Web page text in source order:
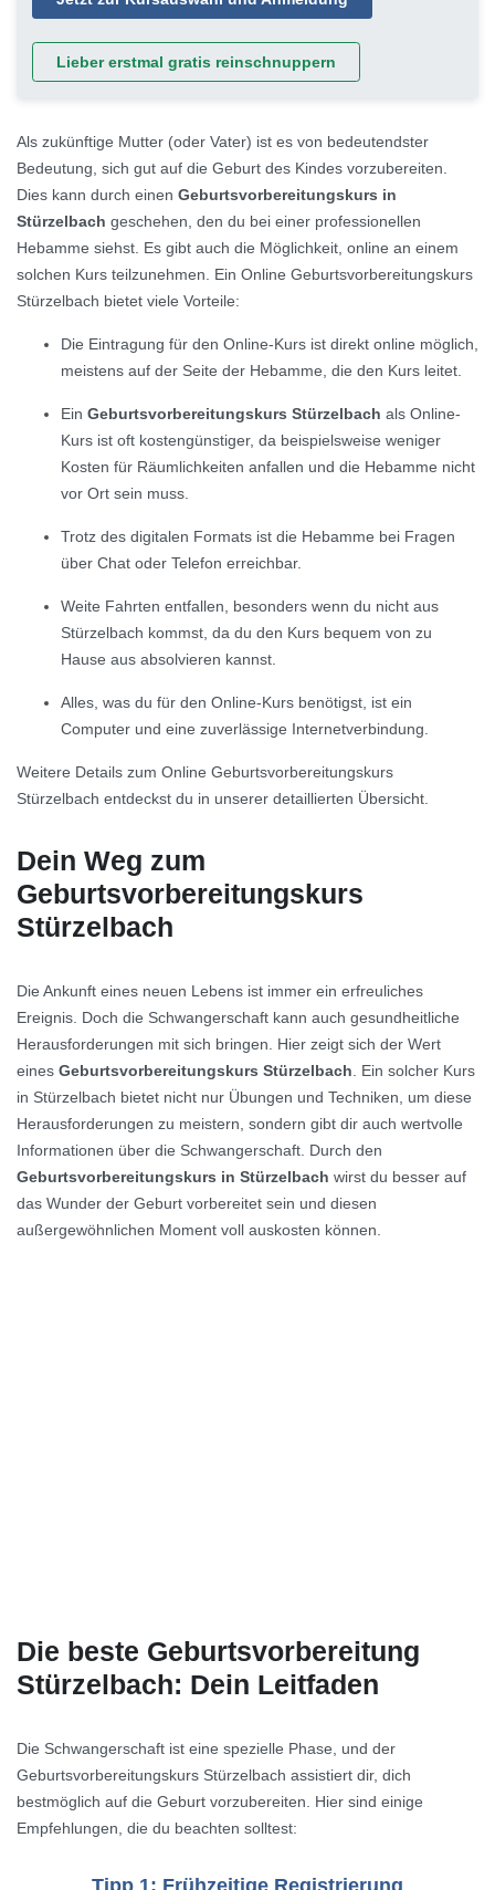
Lieber erstmal gratis reinschnuppern
Als zukünftige Mutter (oder Vater) ist es von bedeutendster
Bedeutung, sich gut auf die Geburt des Kindes vorzubereiten.
Dies kann durch einen Geburtsvorbereitungskurs in
Stürzelbach geschehen, den du bei einer professionellen
Hebamme siehst. Es gibt auch die Möglichkeit, online an einem
solchen Kurs teilzunehmen. Ein Online Geburtsvorbereitungskurs
Stürzelbach bietet viele Vorteile:
Die Eintragung für den Online-Kurs ist direkt online möglich,
meistens auf der Seite der Hebamme, die den Kurs leitet.
Ein Geburtsvorbereitungskurs Stürzelbach als Online-
Kurs ist oft kostengünstiger, da beispielsweise weniger
Kosten für Räumlichkeiten anfallen und die Hebamme nicht
vor Ort sein muss.
Trotz des digitalen Formats ist die Hebamme bei Fragen
über Chat oder Telefon erreichbar.
Weite Fahrten entfallen, besonders wenn du nicht aus
Stürzelbach kommst, da du den Kurs bequem von zu
Hause aus absolvieren kannst.
Alles, was du für den Online-Kurs benötigst, ist ein
Computer und eine zuverlässige Internetverbindung.
Weitere Details zum Online Geburtsvorbereitungskurs
Stürzelbach entdeckst du in unserer detaillierten Übersicht.
Dein Weg zum
Geburtsvorbereitungskurs
Stürzelbach
Die Ankunft eines neuen Lebens ist immer ein erfreuliches
Ereignis. Doch die Schwangerschaft kann auch gesundheitliche
Herausforderungen mit sich bringen. Hier zeigt sich der Wert
eines Geburtsvorbereitungskurs Stürzelbach. Ein solcher Kurs
in Stürzelbach bietet nicht nur Übungen und Techniken, um diese
Herausforderungen zu meistern, sondern gibt dir auch wertvolle
Informationen über die Schwangerschaft. Durch den
Geburtsvorbereitungskurs in Stürzelbach wirst du besser auf
das Wunder der Geburt vorbereitet sein und diesen
außergewöhnlichen Moment voll auskosten können.
Die beste Geburtsvorbereitung
Stürzelbach: Dein Leitfaden
Die Schwangerschaft ist eine spezielle Phase, und der
Geburtsvorbereitungskurs Stürzelbach assistiert dir, dich
bestmöglich auf die Geburt vorzubereiten. Hier sind einige
Empfehlungen, die du beachten solltest: